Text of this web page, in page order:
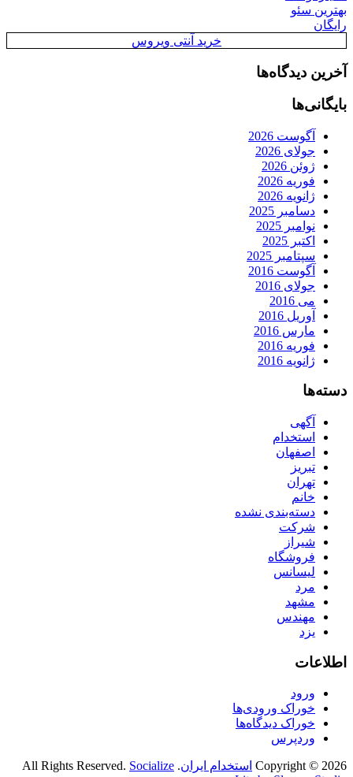
بهترین سئو
رایگان
خرید آنتی ویروس
آخرین دیدگاه‌ها
بایگانی‌ها
آگوست 2026
جولای 2026
ژوئن 2026
فوریه 2026
ژانویه 2026
دسامبر 2025
نوامبر 2025
اکتبر 2025
سپتامبر 2025
آگوست 2016
جولای 2016
می 2016
آوریل 2016
مارس 2016
فوریه 2016
ژانویه 2016
دسته‌ها
آگهی
استخدام
اصفهان
تبریز
تهران
خانم
دسته‌بندی نشده
شرکت
شیراز
فروشگاه
لیسانس
مرد
مشهد
مهندس
یزد
اطلاعات
ورود
خوراک ورودی‌ها
خوراک دیدگاه‌ها
وردپرس
Copyright © 2026 استخدام ایران. All Rights Reserved.
Socialize